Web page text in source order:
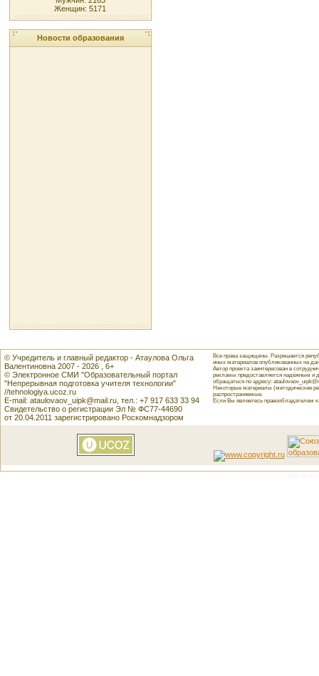
Женщин: 5171
Новости образования
© Учредитель и главный редактор - Атаулова Ольга
Валентиновна 2007 - 2026 , 6+
© Электронное СМИ "Образовательный портал
"Непрерывная подготовка учителя технологии"
//tehnologiya.ucoz.ru
E-mail: ataulovaov_uipk@mail.ru, тел.: +7 917 633 33 94
Свидетельство о регистрации Эл № ФС77-44690
от 20.04.2011 зарегистрировано Роскомнадзором
Все права защищены. Разрешается
иных материалов опубликованных на
Автор проекта заинтересован в
рекламы предоставляется надёжным и
обращаться по адресу:
Некоторые материалы (методические
распространяемые.
Если Вы являетесь правообладателем